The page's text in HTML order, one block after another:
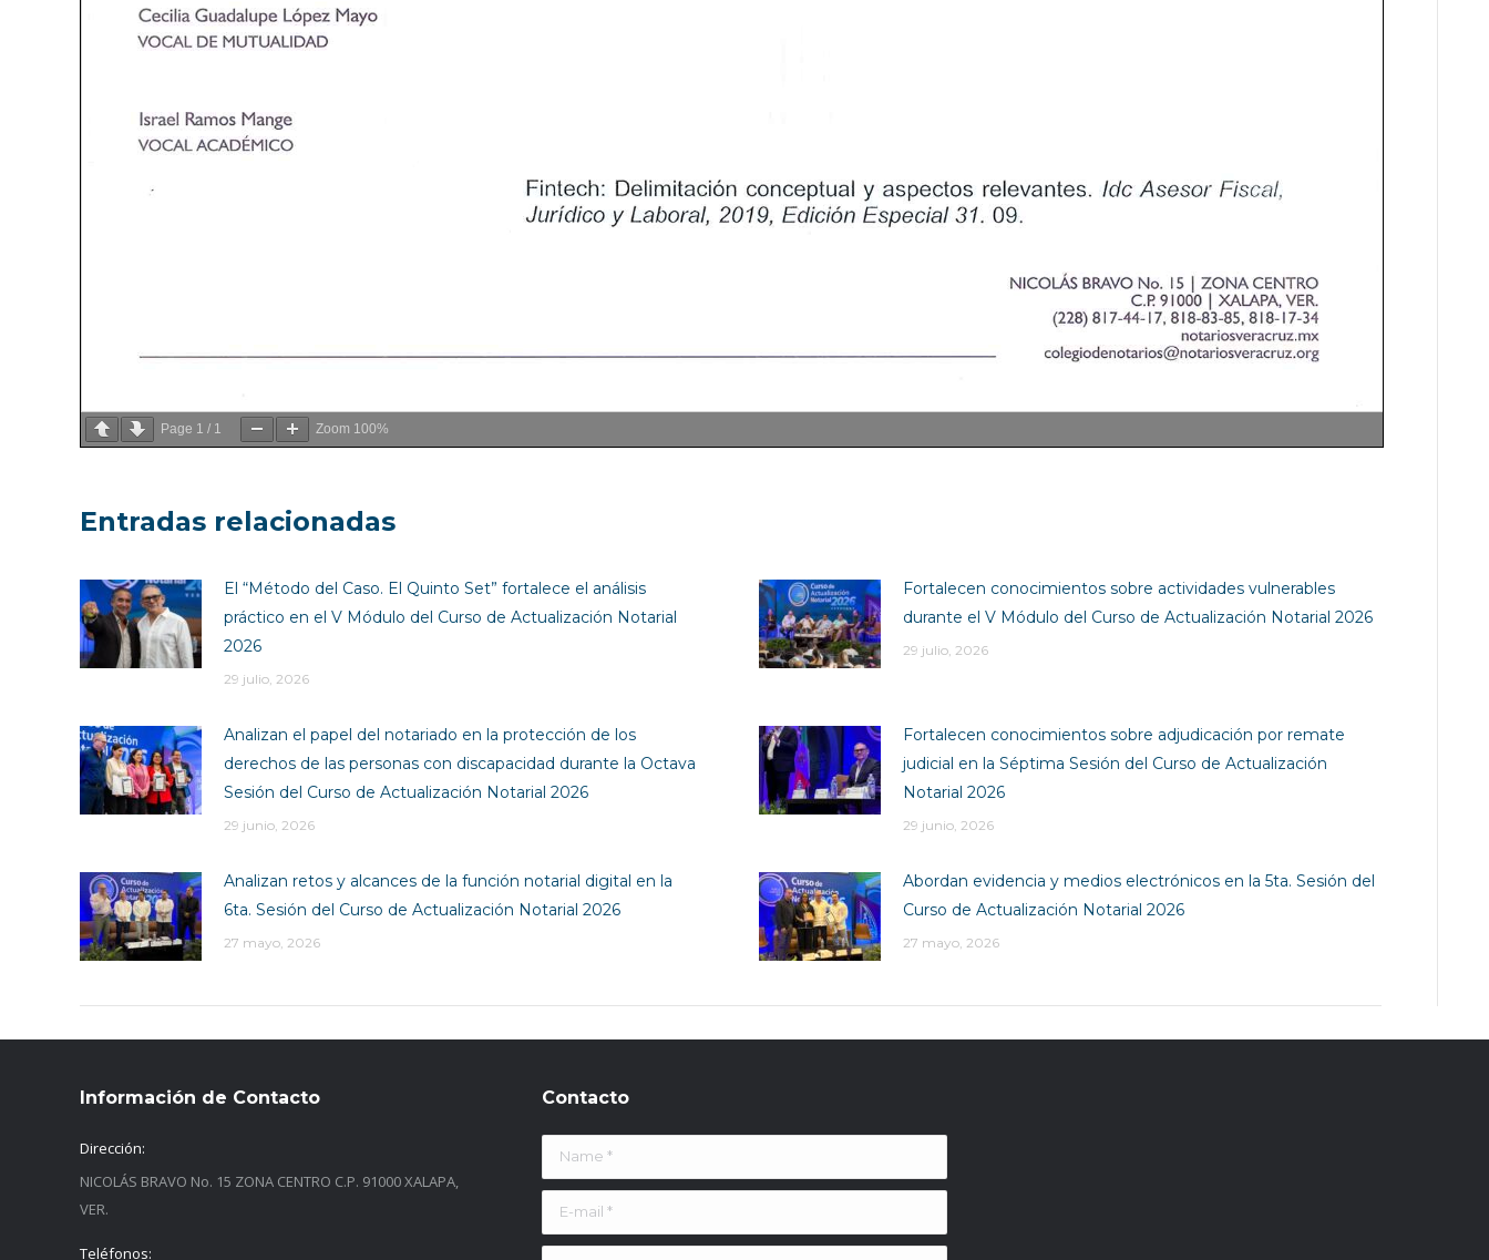
Page 1 / 1 Zoom 100%
Entradas relacionadas
El “Método del Caso. El Quinto Set” fortalece el análisis
práctico en el V Módulo del Curso de Actualización Notarial
2026
29 julio, 2026
Fortalecen conocimientos sobre actividades vulnerables
durante el V Módulo del Curso de Actualización Notarial 2026
29 julio, 2026
Analizan el papel del notariado en la protección de los
derechos de las personas con discapacidad durante la Octava
Sesión del Curso de Actualización Notarial 2026
29 junio, 2026
Fortalecen conocimientos sobre adjudicación por remate
judicial en la Séptima Sesión del Curso de Actualización
Notarial 2026
29 junio, 2026
Analizan retos y alcances de la función notarial digital en la
6ta. Sesión del Curso de Actualización Notarial 2026
27 mayo, 2026
Abordan evidencia y medios electrónicos en la 5ta. Sesión del
Curso de Actualización Notarial 2026
27 mayo, 2026
Información de Contacto
Dirección:
NICOLÁS BRAVO No. 15 ZONA CENTRO C.P. 91000 XALAPA,
VER.
Teléfonos:
Contacto
Name *
E-mail *